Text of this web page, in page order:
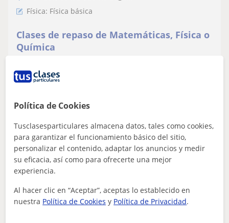
Física: Física básica
Clases de repaso de Matemáticas, Física o
Química
Universidad de las Islas Baleares. Experiencia en clases
particulares a domicilio y en ac...
ver más Contactar
15€/h 1ª clase gratis
Política de Cookies
Tusclasesparticulares almacena datos, tales como cookies,
para garantizar el funcionamiento básico del sitio,
personalizar el contenido, adaptar los anuncios y medir
su eficacia, así como para ofrecerte una mejor
experiencia.
Al hacer clic en “Aceptar”, aceptas lo establecido en
nuestra Política de Cookies y Política de Privacidad.